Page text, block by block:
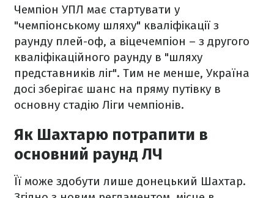
Чемпіон УПЛ має стартувати у
"чемпіонському шляху" кваліфікації з
раунду плей-оф, а віцечемпіон – з другого
кваліфікаційного раунду в "шляху
представників ліг". Тим не менше, Україна
досі зберігає шанс на пряму путівку в
основну стадію Ліги чемпіонів.
Як Шахтарю потрапити в
основний раунд ЛЧ
Її може здобути лише донецький Шахтар.